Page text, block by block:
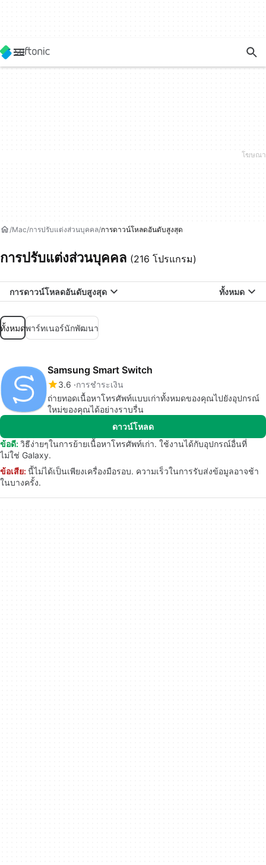
Mac การปรับแต่งส่วนบุคคล การดาวน์โหลดอันดับสูงสุด
การปรับแต่งส่วนบุคคล (216 โปรแกรม)
การดาวน์โหลดอันดับสูงสุด ทั้งหมด
ทั้งหมดพาร์ทเนอร์นักพัฒนา
Samsung Smart Switch
3.6 การชำระเงิน
ถ่ายทอดเนื้อหาโทรศัพท์แบบเก่าทั้งหมดของคุณไปยังอุปกรณ์
ใหม่ของคุณได้อย่างราบรื่น
ดาวน์โหลด
ข้อดี: วิธีง่ายๆในการย้ายเนื้อหาโทรศัพท์เก่า. ใช้งานได้กับอุปกรณ์อื่นที่
ไม่ใช่ Galaxy.
ข้อเสีย: นี้ไม่ได้เป็นเพียงเครื่องมือรอบ. ความเร็วในการรับส่งข้อมูลอาจช้า
ในบางครั้ง.